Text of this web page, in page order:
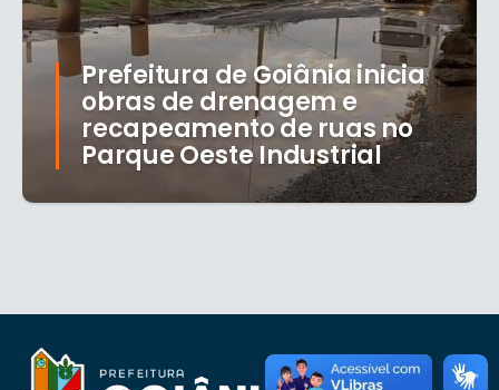
Prefeitura de Goiânia inicia
obras de drenagem e
recapeamento de ruas no
Parque Oeste Industrial